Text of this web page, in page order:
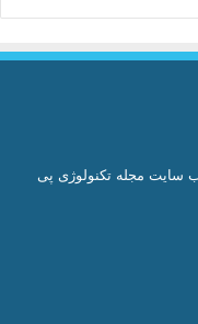
سایت مجله تکنولوژی پی